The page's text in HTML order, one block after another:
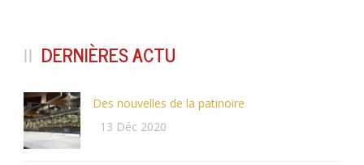
DERNIÈRES ACTU
Des nouvelles de la patinoire
13 Déc 2020